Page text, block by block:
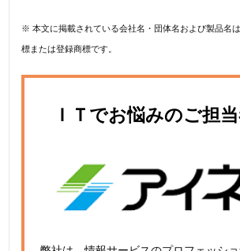
※ 本文に掲載されている会社名・団体名および製品名
標または登録商標です。
ＩＴでお悩みのご担